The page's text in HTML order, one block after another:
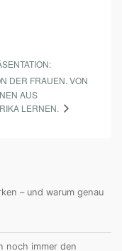
DER FRAUEN. VON
AUS
LERNEN.
– und warum genau
noch immer den